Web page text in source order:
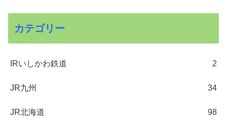
カテゴリー
IRいしかわ鉄道 2
JR九州 34
JR北海道 98